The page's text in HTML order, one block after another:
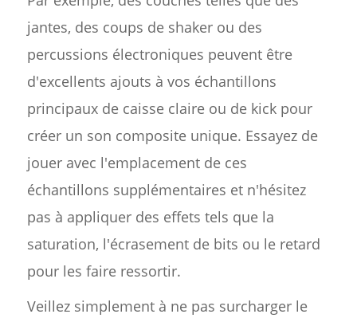
jantes, des coups de shaker ou des
percussions électroniques peuvent être
d'excellents ajouts à vos échantillons
principaux de caisse claire ou de kick pour
créer un son composite unique. Essayez de
jouer avec l'emplacement de ces
échantillons supplémentaires et n'hésitez
pas à appliquer des effets tels que la
saturation, l'écrasement de bits ou le retard
pour les faire ressortir.
Veillez simplement à ne pas surcharger le